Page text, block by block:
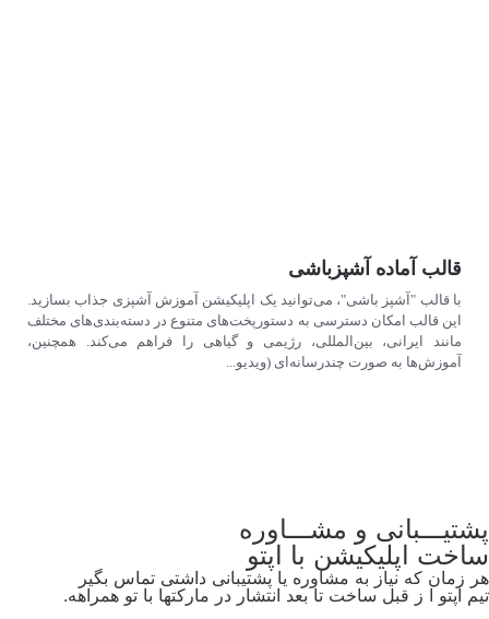
قالب آماده آشپزباشی
با قالب "آشپز باشی"، می‌توانید یک اپلیکیشن آموزش آشپزی جذاب بسازید.
این قالب امکان دسترسی به دستورپخت‌های متنوع در دسته‌بندی‌های مختلف
مانند ایرانی، بین‌المللی، رژیمی و گیاهی را فراهم می‌کند. همچنین،
آموزش‌ها به صورت چندرسانه‌ای (ویدیو...
پشتیـــبانی و مشـــاوره
ساخت اپلیکیشن با اپتو
هر زمان که نیاز به مشاوره یا پشتیبانی داشتی تماس بگیر
تیم اپتو ا ز قبل ساخت تا بعد انتشار در مارکتها با تو همراهه.